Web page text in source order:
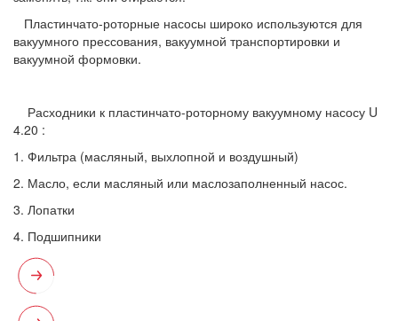
Пластинчато-роторные насосы широко используются для
вакуумного прессования, вакуумной транспортировки и
вакуумной формовки.
Расходники к пластинчато-роторному вакуумному насосу U
4.20 :
1. Фильтра (масляный, выхлопной и воздушный)
2. Масло, если масляный или маслозаполненный насос.
3. Лопатки
4. Подшипники